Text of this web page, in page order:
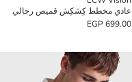
عادي مخطط كِشكِش قميص رجالي
699.00 EGP